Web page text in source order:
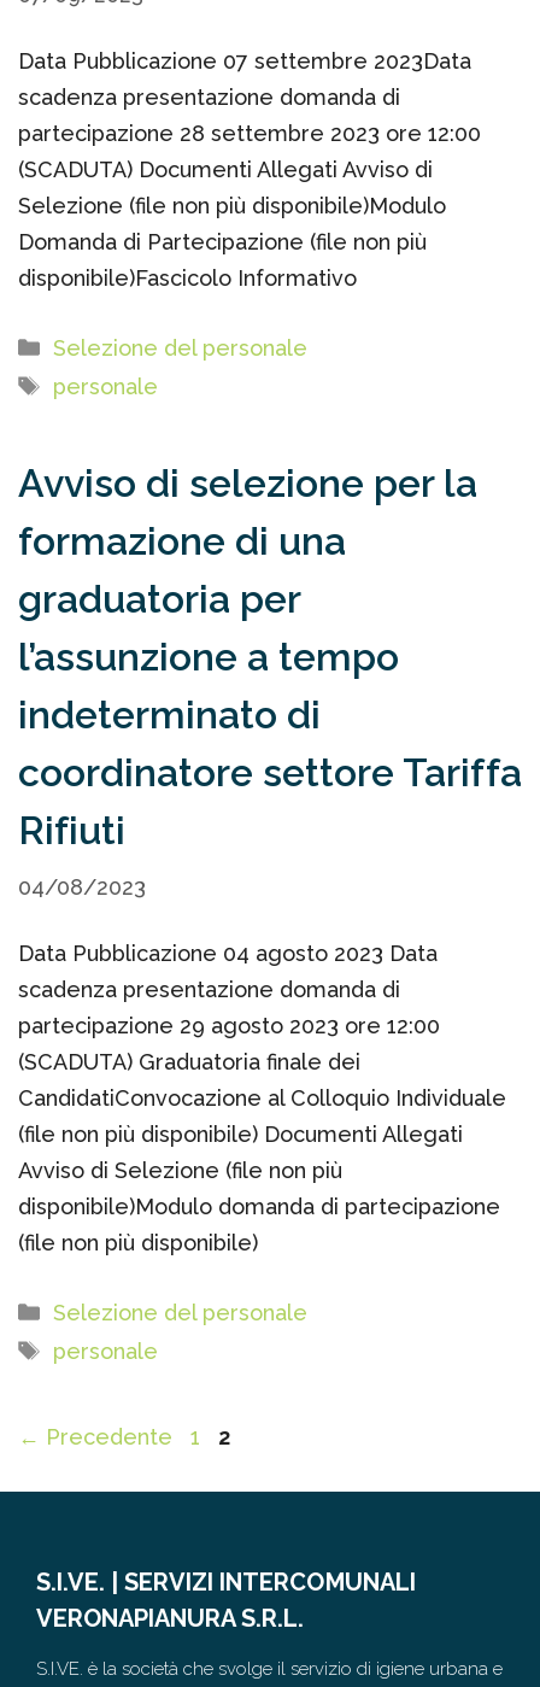
Data Pubblicazione 07 settembre 2023Data
scadenza presentazione domanda di
partecipazione 28 settembre 2023 ore 12:00
(SCADUTA) Documenti Allegati Avviso di
Selezione (file non più disponibile)Modulo
Domanda di Partecipazione (file non più
disponibile)Fascicolo Informativo
Categorie
Selezione del personale
Tag
personale
Avviso di selezione per la
formazione di una
graduatoria per
l’assunzione a tempo
indeterminato di
coordinatore settore Tariffa
Rifiuti
04/08/2023
Data Pubblicazione 04 agosto 2023 Data
scadenza presentazione domanda di
partecipazione 29 agosto 2023 ore 12:00
(SCADUTA) Graduatoria finale dei
CandidatiConvocazione al Colloquio Individuale
(file non più disponibile) Documenti Allegati
Avviso di Selezione (file non più
disponibile)Modulo domanda di partecipazione
(file non più disponibile)
Categorie
Selezione del personale
Tag
personale
← Precedente Pagina
1 Pagina
2
S.I.VE. | SERVIZI INTERCOMUNALI
VERONAPIANURA S.R.L.
S.I.VE. è la società che svolge il servizio di igiene urbana e